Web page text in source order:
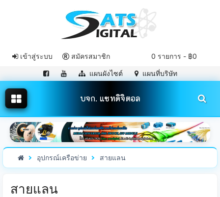
0 รายการ - ฿0
เข้าสู่ระบบ สมัครสมาชิก
แผนผังไซต์ แผนที่บริษัท
บจก. แซทดิจิตอล
อุปกรณ์เครือข่าย สายแลน
สายแลน